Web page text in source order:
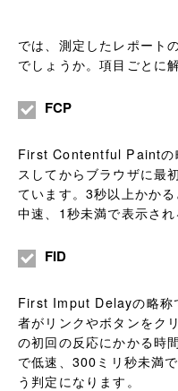
では、測定したレポート
でしょうか。項目ごとに
FCP
First Contentful Paintの
スしてからブラウザに最
ています。3秒以上かか
中速、1秒未満で表示され
FID
First Imput Delayの略称
者がリンクやボタンをク
の初回の反応にかかる時
で低速、300ミリ秒未満
う判定になります。